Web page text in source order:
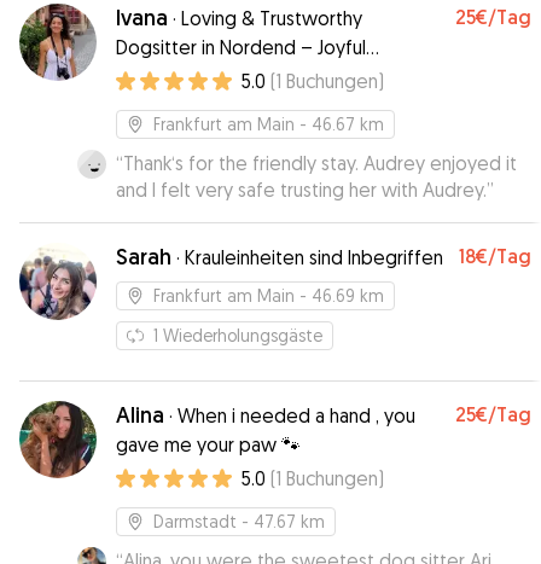
Ivana · Loving & Trustworthy
Dogsitter in Nordend – Joyful
Moments and Quality Time
25€/Tag
5.0 (1 Buchungen)
Frankfurt am Main - 46.67 km
“Thank‘s for the friendly stay. Audrey enjoyed it
and I felt very safe trusting her with Audrey.”
Sarah · Krauleinheiten sind Inbegriffen 18€/Tag
Frankfurt am Main - 46.69 km
1 Wiederholungsgäste
Alina · When i needed a hand , you
gave me your paw 🐾
25€/Tag
5.0 (1 Buchungen)
Darmstadt - 47.67 km